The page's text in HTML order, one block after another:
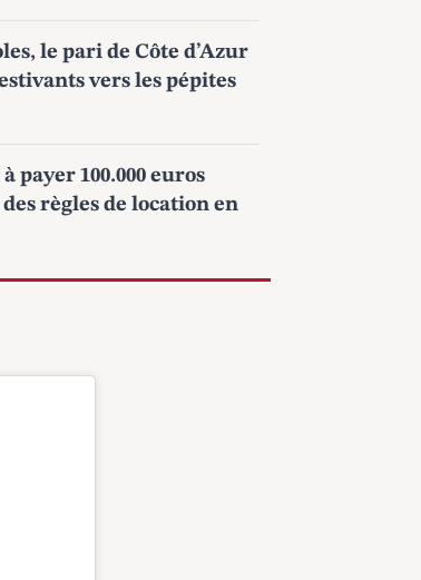
le pari de Côte d’Azur
vers les pépites
payer 100.000 euros
règles de location en